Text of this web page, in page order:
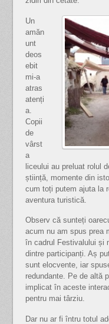
Un
amăn
unt
deos
ebit
mi-a
atras
atenți
a.
Copii
de
vârst
a
liceului au preluat rolul
știință, momente din
cum toți putem ajuta la
aventura turistică.
Observ că sunteți
acum nu am spus prea
în cadrul Festivalului și
dintre participanți. Aș
sunt elocvente, iar
redundante. Pe de altă
implicat în aceste
pentru mai târziu.
Dar nu ar fi întru totul